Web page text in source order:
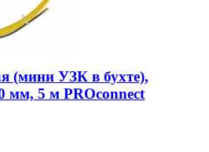
(мини УЗК в бухте),
мм, 5 м PROconnect